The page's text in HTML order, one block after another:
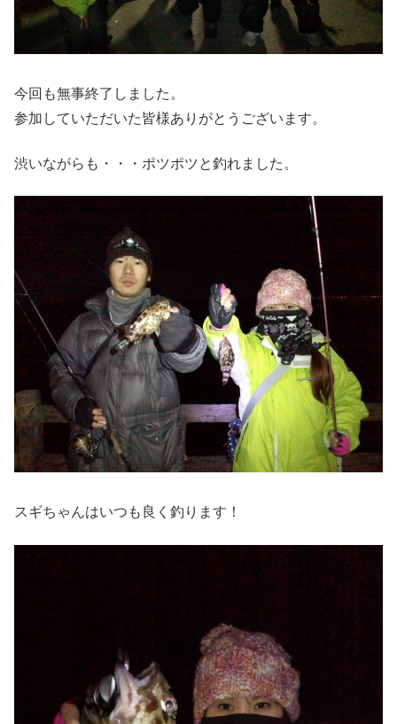
今回も無事終了しました。
参加していただいた皆様ありがとうございます。
渋いながらも・・・ポツポツと釣れました。
スギちゃんはいつも良く釣ります！